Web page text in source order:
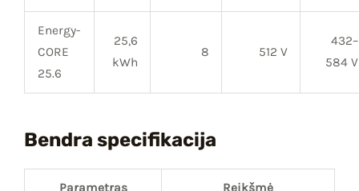
Energy-
CORE
25.6
25,6
kWh
8 512 V
432–
584 V
Bendra specifikacija
Parametras Reikšmė